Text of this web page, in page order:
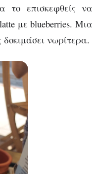
επισκεφθείς να
με blueberries. Μια
νωρίτερα.